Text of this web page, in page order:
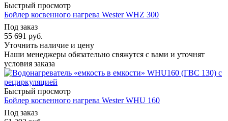
Быстрый просмотр
Бойлер косвенного нагрева Wester WHZ 300
Под заказ
55 691 руб.
Уточнить наличие и цену
Наши менеджеры обязательно свяжутся с вами и уточнят
условия заказа
Быстрый просмотр
Бойлер косвенного нагрева Wester WHU 160
Под заказ